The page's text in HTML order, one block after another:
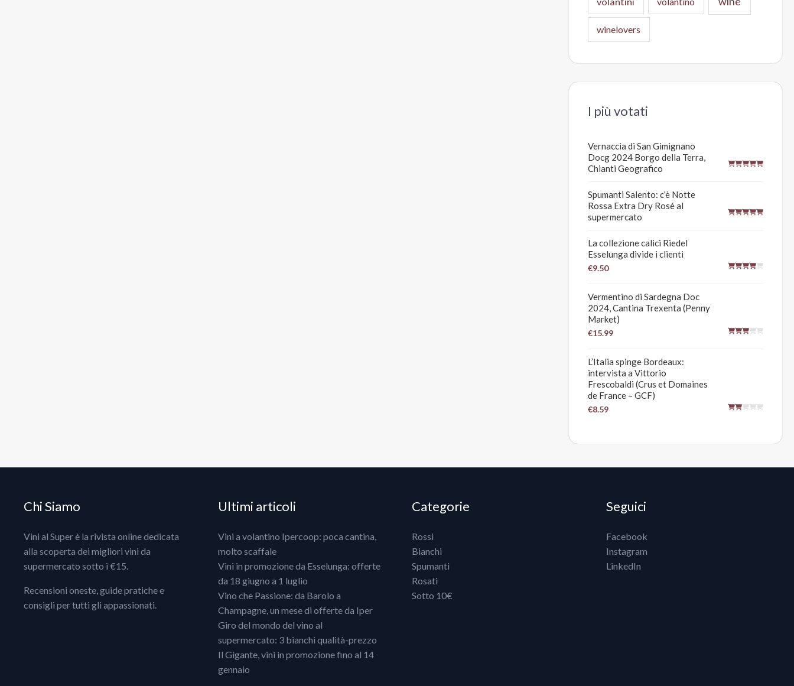
winelovers
I più votati
Vernaccia di San Gimignano
Docg 2024 Borgo della Terra,
Chianti Geografico
Spumanti Salento: c’è Notte
Rossa Extra Dry Rosé al
supermercato
La collezione calici Riedel
Esselunga divide i clienti
€9.50
Vermentino di Sardegna Doc
2024, Cantina Trexenta (Penny
Market)
€15.99
L’Italia spinge Bordeaux:
intervista a Vittorio
Frescobaldi (Crus et Domaines
de France – GCF)
€8.59
Chi Siamo
Vini al Super è la rivista online dedicata
alla scoperta dei migliori vini da
supermercato sotto i €15.
Recensioni oneste, guide pratiche e
consigli per tutti gli appassionati.
Ultimi articoli
Vini a volantino Ipercoop: poca cantina,
molto scaffale
Vini in promozione da Esselunga: offerte
da 18 giugno a 1 luglio
Vino che Passione: da Barolo a
Champagne, un mese di offerte da Iper
Giro del mondo del vino al
supermercato: 3 bianchi qualità-prezzo
Il Gigante, vini in promozione fino al 14
gennaio
Categorie
Rossi
Bianchi
Spumanti
Rosati
Sotto 10€
Seguici
Facebook
Instagram
LinkedIn